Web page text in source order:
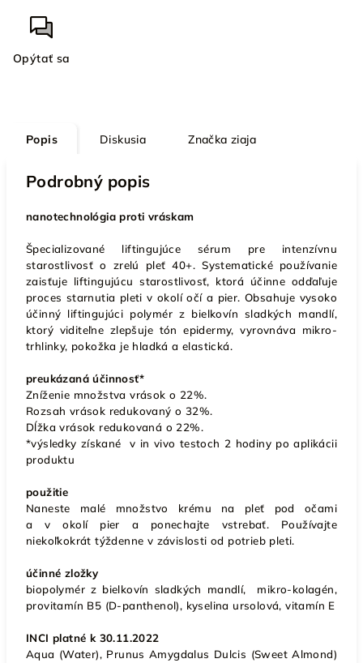
Opýtať sa
Popis Diskusia Značka ziaja
Podrobný popis
nanotechnológia proti vráskam
Špecializované liftingujúce sérum pre intenzívnu
starostlivosť o zrelú pleť 40+. Systematické používanie
zaisťuje liftingujúcu starostlivosť, ktorá účinne odďaľuje
proces starnutia pleti v okolí očí a pier. Obsahuje vysoko
účinný liftingujúci polymér z bielkovín sladkých mandlí,
ktorý viditeľne zlepšuje tón epidermy,vyrovnáva mikro-
trhlinky, pokožka je hladká a elastická.
preukázaná účinnosť*
Zníženie množstva vrások o 22%.
Rozsah vrások redukovaný o 32%.
Dĺžka vrások redukovaná o 22%.
*výsledky získané v in vivo testoch 2 hodiny po aplikácii
produktu
použitie
Naneste malé množstvo krému na pleť pod očami
a v okolí pier a ponechajte vstrebať. Používajte
niekoľkokrát týždenne v závislosti od potrieb pleti.
účinné zložky
biopolymér z bielkovín sladkých mandlí, mikro-kolagén,
provitamín B5 (D-panthenol), kyselina ursolová, vitamín E
INCI platné k 30.11.2022
Aqua (Water), Prunus Amygdalus Dulcis (Sweet Almond)